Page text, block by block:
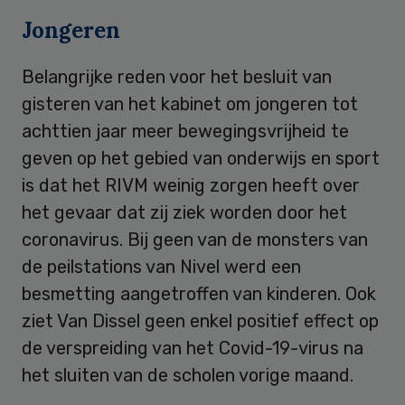
Jongeren
Belangrijke reden voor het besluit van
gisteren van het kabinet om jongeren tot
achttien jaar meer bewegingsvrijheid te
geven op het gebied van onderwijs en sport
is dat het RIVM weinig zorgen heeft over
het gevaar dat zij ziek worden door het
coronavirus. Bij geen van de monsters van
de peilstations van Nivel werd een
besmetting aangetroffen van kinderen. Ook
ziet Van Dissel geen enkel positief effect op
de verspreiding van het Covid-19-virus na
het sluiten van de scholen vorige maand.